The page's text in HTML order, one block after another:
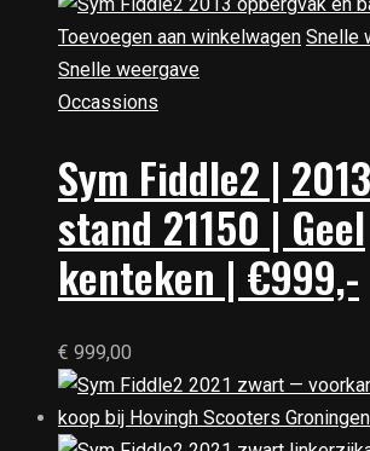
Toevoegen aan winkelwagen Snelle
Snelle weergave
Occassions
Sym Fiddle2 |
stand 21150 | Geel
kenteken | €999,-
€ 999,00